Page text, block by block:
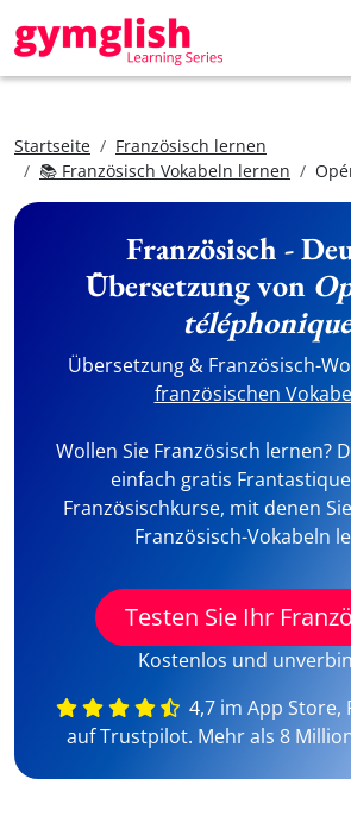
Startseite
Französisch lernen
📚 Französisch Vokabeln lernen
Französisch -
Übersetzung von
téléphonique
Übersetzung & Französisch-
französischen
Wollen Sie Französisch lernen?
einfach gratis
Französischkurse, mit denen
Französisch-Vokabeln
Testen Sie Ihr
Kostenlos und
4,7 im App Store,
auf Trustpilot. Mehr als 8